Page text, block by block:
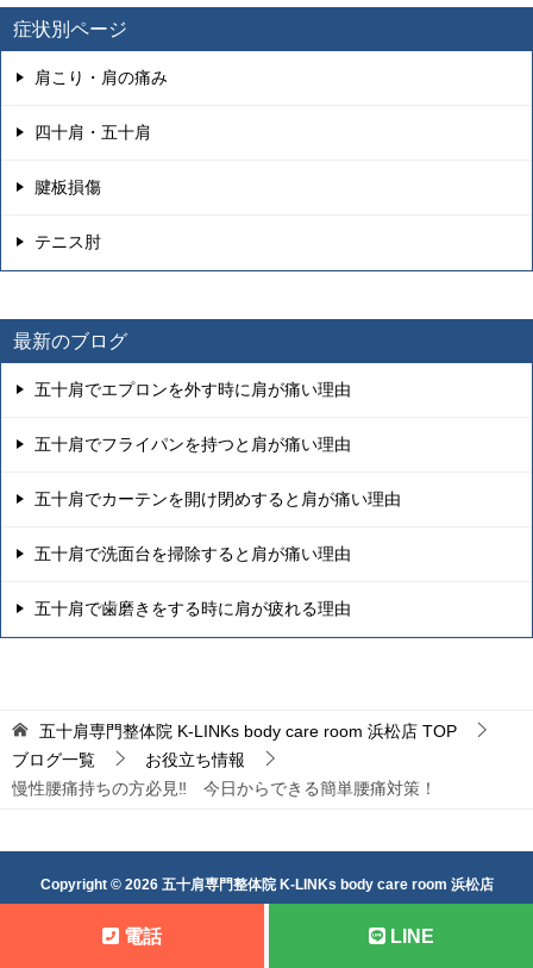
症状別ページ
肩こり・肩の痛み
四十肩・五十肩
腱板損傷
テニス肘
最新のブログ
五十肩でエプロンを外す時に肩が痛い理由
五十肩でフライパンを持つと肩が痛い理由
五十肩でカーテンを開け閉めすると肩が痛い理由
五十肩で洗面台を掃除すると肩が痛い理由
五十肩で歯磨きをする時に肩が疲れる理由
五十肩専門整体院 K-LINKs body care room 浜松店 TOP
ブログ一覧
お役立ち情報
慢性腰痛持ちの方必見‼ 今日からできる簡単腰痛対策！
Copyright © 2026 五十肩専門整体院 K-LINKs body care room 浜松店
電話 LINE